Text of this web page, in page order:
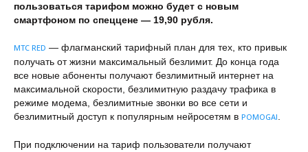
пользоваться тарифом можно будет с новым
смартфоном по спеццене — 19,90 рубля.
МТС RED — флагманский тарифный план для тех, кто привык
получать от жизни максимальный безлимит. До конца года
все новые абоненты получают безлимитный интернет на
максимальной скорости, безлимитную раздачу трафика в
режиме модема, безлимитные звонки во все сети и
безлимитный доступ к популярным нейросетям в POMOGAI.
При подключении на тариф пользователи получают